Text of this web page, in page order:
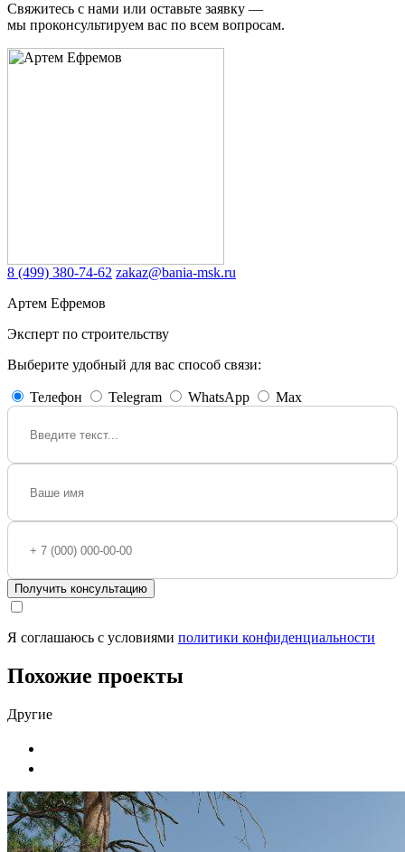
Свяжитесь с нами или оставьте заявку —
мы проконсультируем вас по всем вопросам.
8 (499) 380-74-62 zakaz@bania-msk.ru
Артем Ефремов
Эксперт по строительству
Выберите удобный для вас способ связи:
Телефон Telegram WhatsApp Max
Получить консультацию
Я соглашаюсь с условиями политики конфиденциальности
Похожие проекты
Другие